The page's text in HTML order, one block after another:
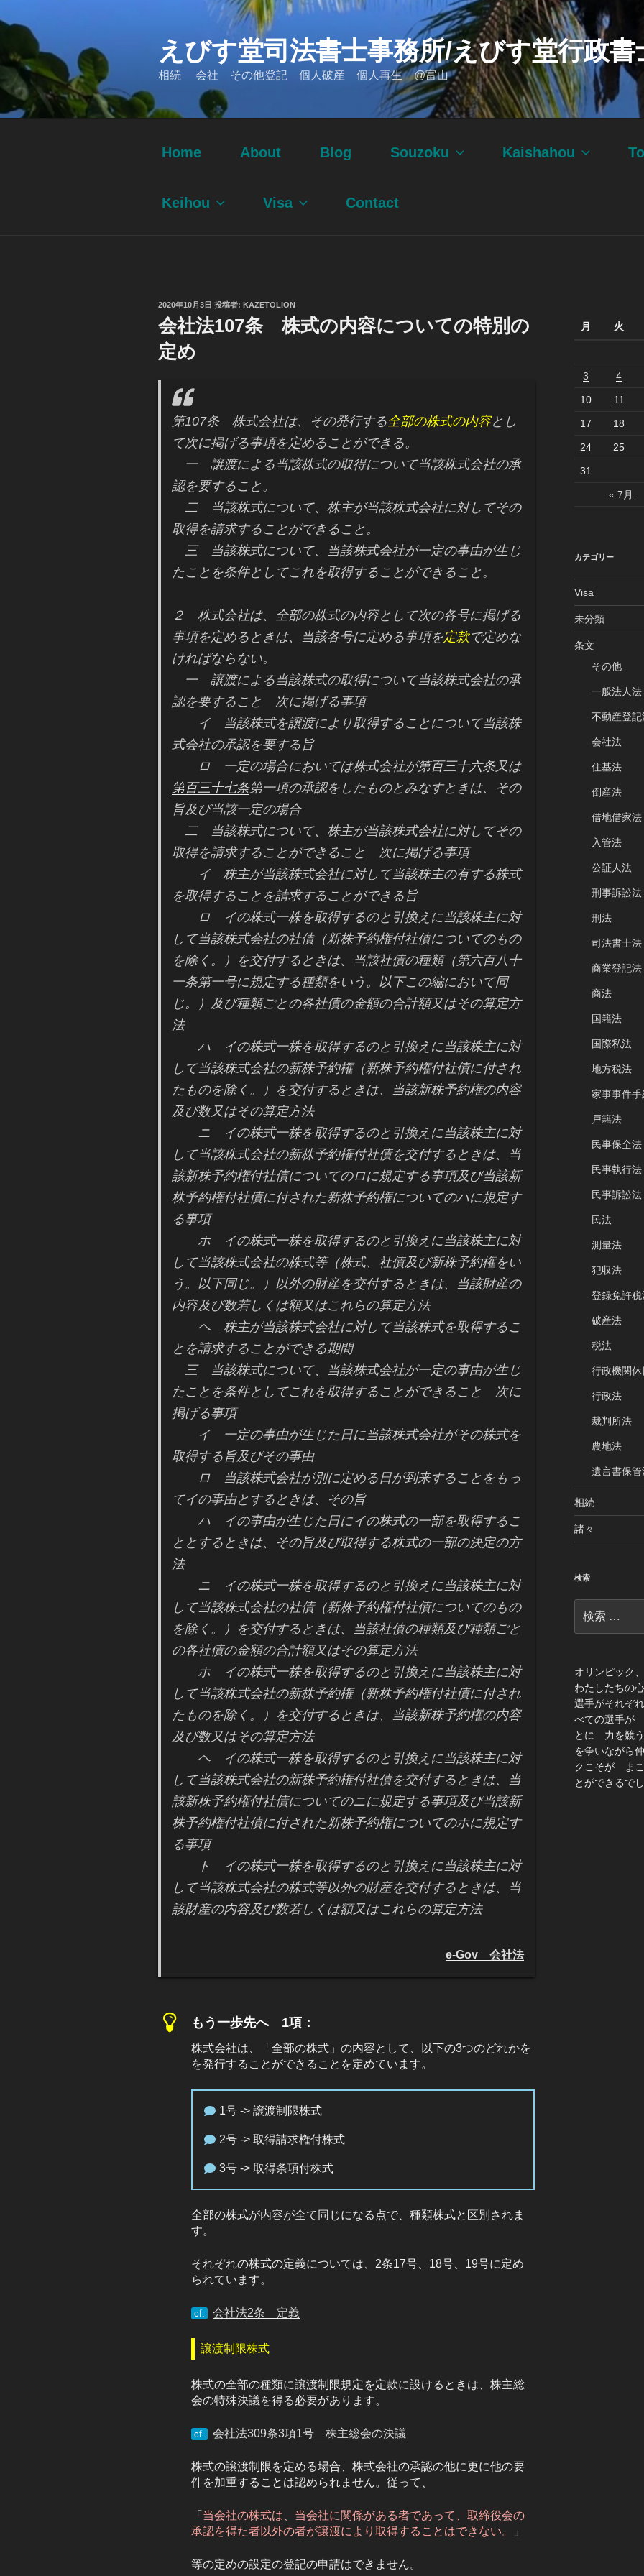
ン
ン
へ
ス
えびす堂司法書士事務所/えびす堂行政書
相続 会社 その他登記 個人破産 個人再生 @富山
Home About Blog Souzoku Kaishahou
Keihou Visa Contact
投
日:
2020年10月3日 投稿者: KAZETOLION
会社法107条 株式の内容についての特別の
定め
第107条 株式会社は、その発行する全部の株式の内容とし
て次に掲げる事項を定めることができる。
一 譲渡による当該株式の取得について当該株式会社の承
認を要すること。
二 当該株式について、株主が当該株式会社に対してその
取得を請求することができること。
三 当該株式について、当該株式会社が一定の事由が生じ
たことを条件としてこれを取得することができること。
２ 株式会社は、全部の株式の内容として次の各号に掲げる
事項を定めるときは、当該各号に定める事項を定款で定めな
ければならない。
一 譲渡による当該株式の取得について当該株式会社の承
認を要すること 次に掲げる事項
イ 当該株式を譲渡により取得することについて当該株
式会社の承認を要する旨
ロ 一定の場合においては株式会社が第百三十六条又は
第百三十七条第一項の承認をしたものとみなすときは、その
旨及び当該一定の場合
二 当該株式について、株主が当該株式会社に対してその
取得を請求することができること 次に掲げる事項
イ 株主が当該株式会社に対して当該株主の有する株式
を取得することを請求することができる旨
ロ イの株式一株を取得するのと引換えに当該株主に対
して当該株式会社の社債（新株予約権付社債についてのもの
を除く。）を交付するときは、当該社債の種類（第六百八十
一条第一号に規定する種類をいう。以下この編において同
じ。）及び種類ごとの各社債の金額の合計額又はその算定方
法
ハ イの株式一株を取得するのと引換えに当該株主に対
して当該株式会社の新株予約権（新株予約権付社債に付され
たものを除く。）を交付するときは、当該新株予約権の内容
及び数又はその算定方法
ニ イの株式一株を取得するのと引換えに当該株主に対
して当該株式会社の新株予約権付社債を交付するときは、当
該新株予約権付社債についてのロに規定する事項及び当該新
株予約権付社債に付された新株予約権についてのハに規定す
る事項
ホ イの株式一株を取得するのと引換えに当該株主に対
して当該株式会社の株式等（株式、社債及び新株予約権をい
う。以下同じ。）以外の財産を交付するときは、当該財産の
内容及び数若しくは額又はこれらの算定方法
ヘ 株主が当該株式会社に対して当該株式を取得するこ
とを請求することができる期間
三 当該株式について、当該株式会社が一定の事由が生じ
たことを条件としてこれを取得することができること 次に
掲げる事項
イ 一定の事由が生じた日に当該株式会社がその株式を
取得する旨及びその事由
ロ 当該株式会社が別に定める日が到来することをもっ
てイの事由とするときは、その旨
ハ イの事由が生じた日にイの株式の一部を取得するこ
ととするときは、その旨及び取得する株式の一部の決定の方
法
ニ イの株式一株を取得するのと引換えに当該株主に対
して当該株式会社の社債（新株予約権付社債についてのもの
を除く。）を交付するときは、当該社債の種類及び種類ごと
の各社債の金額の合計額又はその算定方法
ホ イの株式一株を取得するのと引換えに当該株主に対
して当該株式会社の新株予約権（新株予約権付社債に付され
たものを除く。）を交付するときは、当該新株予約権の内容
及び数又はその算定方法
ヘ イの株式一株を取得するのと引換えに当該株主に対
して当該株式会社の新株予約権付社債を交付するときは、当
該新株予約権付社債についてのニに規定する事項及び当該新
株予約権付社債に付された新株予約権についてのホに規定す
る事項
ト イの株式一株を取得するのと引換えに当該株主に対
して当該株式会社の株式等以外の財産を交付するときは、当
該財産の内容及び数若しくは額又はこれらの算定方法
e-Gov 会社法
もう一歩先へ 1項：
株式会社は、「全部の株式」の内容として、以下の3つのどれかを
を発行することができることを定めています。
1号 -> 譲渡制限株式
2号 -> 取得請求権付株式
3号 -> 取得条項付株式
全部の株式が内容が全て同じになる点で、種類株式と区別されま
す。
それぞれの株式の定義については、2条17号、18号、19号に定め
られています。
cf. 会社法2条 定義
譲渡制限株式
株式の全部の種類に譲渡制限規定を定款に設けるときは、株主総
会の特殊決議を得る必要があります。
cf. 会社法309条3項1号 株主総会の決議
株式の譲渡制限を定める場合、株式会社の承認の他に更に他の要
件を加重することは認められません。従って、
「 当会社の株式は、当会社に関係がある者であって、取締役会の
承認を得た者以外の者が譲渡により取得することはできない。
」
等の定めの設定の登記の申請はできません。
月 火
« 7月
3 4
10 11
17 18
24 25
31
カテゴリー
Visa
未分類
条文
その他
一般法人法
不動産登記
会社法
住基法
倒産法
借地借家法
入管法
公証人法
刑事訴訟法
刑法
司法書士法
商業登記法
商法
国籍法
国際私法
地方税法
家事事件手
戸籍法
民事保全法
民事執行法
民事訴訟法
民法
測量法
犯収法
登録免許税
破産法
税法
行政機関休
行政法
裁判所法
農地法
遺言書保管
相続
諸々
検索
索:
オリンピック
わたしたちの
選手がそれぞ
べての選手が
とに 力を競う
を争いながら
クこそが まこ
とができるで